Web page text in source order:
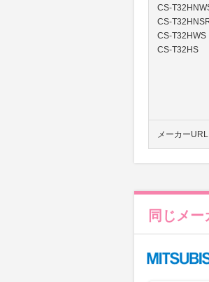
CS-
CS-
CS-T32HWS
CS-T32HS
メーカーURL
同じメ